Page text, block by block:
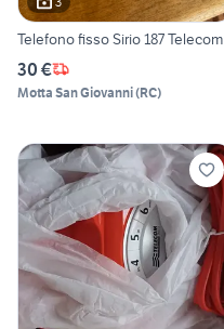
Telefono fisso Sirio 187 Telecom
30 €
Motta San Giovanni(RC)